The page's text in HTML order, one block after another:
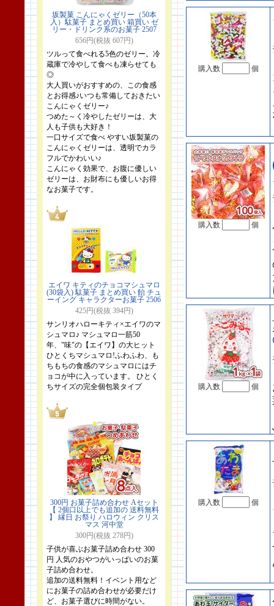
坂製菓 こんにゃくゼリー（50本
入）駄菓子 まとめ買い 箱買い ゼ
リー・ドリンク系のお菓子 2507
656円(税抜 607円)
ツルって食べれる5色のゼリー。冷
蔵庫で冷やして食べも凍らせても
◎
大人買いがおすすめの、この食感
とお得感♪いつも常備しておきたい
こんにゃくゼリー♪
つめた～く冷やしたゼリーは、大
人も子供も大好き！
一口サイズで食べ やすい坂製菓の
こんにゃくゼリーは、透明でカラ
フルでかわいい♪
こんにゃく効果で、お腹に優しい
ゼリーは、お財布にも優しいお得
なお菓子です。
エイワ キティのチョコマシュマロ
(30袋入) 駄菓子 まとめ買い 飴 チュ
ーイング キャラクターお菓子 2506
425円(税抜 394円)
サンリオハローキティ×エイワのマ
シュマロ♪ マシュマロ一筋50
年、"味"の【エイワ】の大ヒット
ひとくちマシュマロ!ふわふわ、も
ちもちの食感のマシュマロにはチ
ョコが中に入っています。 ひとく
ちサイズの完全個包装タイプ
300円 お菓子詰め合わせ Aセット
【 2個口以上でも追加の 送料無料
】 縁日 お祭り ハロウィン クリス
マス 河中堂
300円(税抜 278円)
子供が喜ぶお菓子詰め合わせ 300
円 人気のおやつがいっぱいのお菓
子詰め合わせ。
追加の送料無料！イベント用など
にお菓子の詰め合わせが必要だけ
ど、お菓子選びに時間がない。
購入数 個
購入数 個
購入数 個
購入数 個